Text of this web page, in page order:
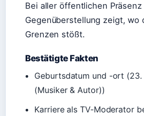
Bei aller öffentlichen
Gegenüberstellung zeigt, wo
Grenzen stößt.
Bestätigte Fakten
Geburtsdatum und -ort (23.
(Musiker & Autor))
Karriere als TV-Moderator